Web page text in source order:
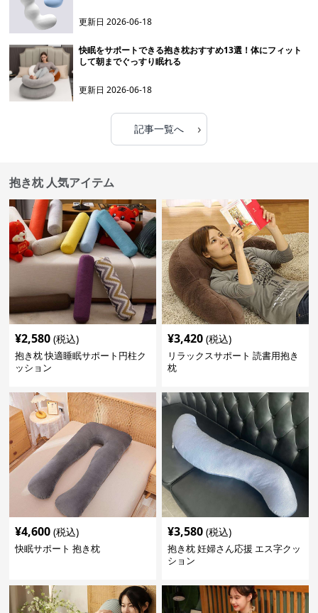
更新日2026-06-18
快眠をサポートできる抱き枕おすすめ13選！体にフィット
して朝までぐっすり眠れる
更新日2026-06-18
記事一覧へ ›
抱き枕 人気アイテム
¥2,580 (税込)
抱き枕 快適睡眠サポート円柱ク
ッション
¥3,420 (税込)
リラックスサポート 読書用抱き
枕
¥4,600 (税込)
快眠サポート 抱き枕
¥3,580 (税込)
抱き枕 妊婦さん応援 エス字クッ
ション